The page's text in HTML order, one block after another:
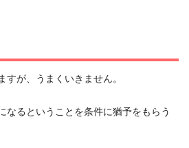
が、うまくいきません。
なるということを条件に猶予をもらう